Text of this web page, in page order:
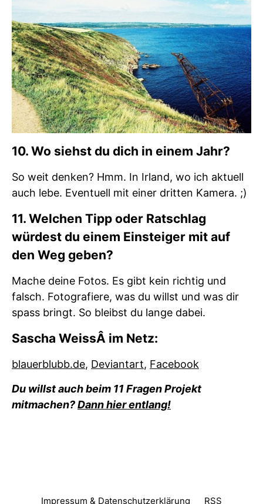
10. Wo siehst du dich in einem Jahr?
So weit denken? Hmm. In Irland, wo ich aktuell
auch lebe. Eventuell mit einer dritten Kamera. ;)
11. Welchen Tipp oder Ratschlag
würdest du einem Einsteiger mit auf
den Weg geben?
Mache deine Fotos. Es gibt kein richtig und
falsch. Fotografiere, was du willst und was dir
spass bringt. So bleibst du lange dabei.
Sascha WeissÂ im Netz:
blauerblubb.de, Deviantart, Facebook
Du willst auch beim 11 Fragen Projekt
mitmachen?Dann hier entlang!
Impressum & Datenschutzerklärung RSS